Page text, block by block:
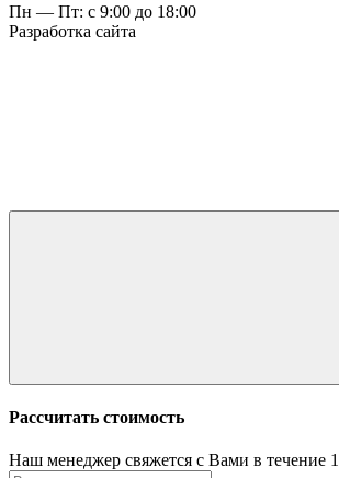
Пн — Пт: с 9:00 до 18:00
Разработка сайта
Рассчитать стоимость
Наш менеджер свяжется с Вами в течение 1